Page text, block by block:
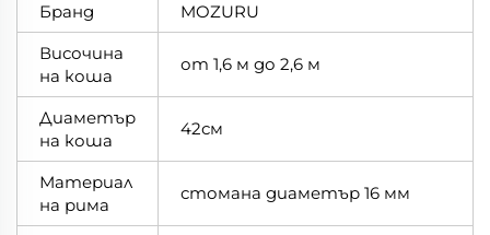
Бранд
MOZURU
Височина
на коша
от 1,6 м до 2,6 м
Диаметър
на коша
42см
Материал
на рима
стомана диаметър 16 мм